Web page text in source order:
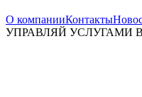
О компанииКонтакты
УПРАВЛЯЙ УСЛУГАМИ